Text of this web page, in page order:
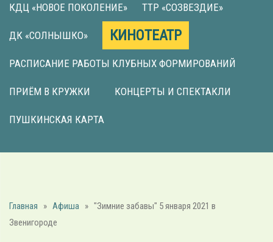
КДЦ «НОВОЕ ПОКОЛЕНИЕ» ТТР «СОЗВЕЗДИЕ»
ДК «СОЛНЫШКО» КИНОТЕАТР
РАСПИСАНИЕ РАБОТЫ КЛУБНЫХ ФОРМИРОВАНИЙ
ПРИЁМ В КРУЖКИ КОНЦЕРТЫ И СПЕКТАКЛИ
ПУШКИНСКАЯ КАРТА
Главная » Афиша » "Зимние забавы" 5 января 2021 в
Звенигороде